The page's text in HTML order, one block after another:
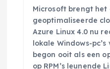
Microsoft brengt het
geoptimaliseerde
Azure Linux 4.0 nu
lokale Windows-pc’s
begon ooit als een
op RPM’s leunende